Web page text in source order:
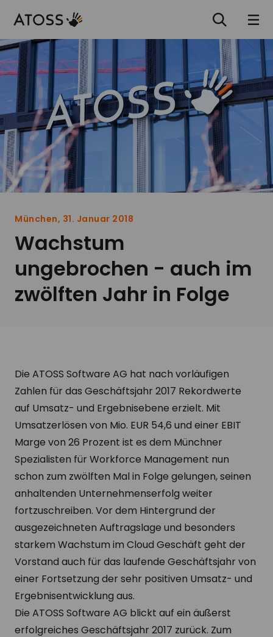
München, 31. Januar 2018
Wachstum
ungebrochen - auch im
zwölften Jahr in Folge
Die ATOSS Software AG hat nach vorläufigen
Zahlen für das Geschäftsjahr 2017 Rekordwerte
auf Umsatz- und Ergebnisebene erzielt. Mit
Umsatzerlösen von Mio. EUR 54,6 und einer EBIT
Marge von 26 Prozent ist es dem Münchner
Spezialisten für Workforce Management nun
schon zum zwölften Mal in Folge gelungen, seinen
anhaltenden Unternehmenserfolg weiter
fortzuschreiben. Vor dem Hintergrund der
ausgezeichneten Auftragslage und besonders
starkem Wachstum im Cloud Geschäft geht der
Vorstand auch für das laufende Geschäftsjahr von
einer Fortsetzung der sehr positiven Umsatz- und
Ergebnisentwicklung aus.
Die ATOSS Software AG blickt auf ein äußerst
erfolgreiches Geschäftsjahr 2017 zurück. Zum